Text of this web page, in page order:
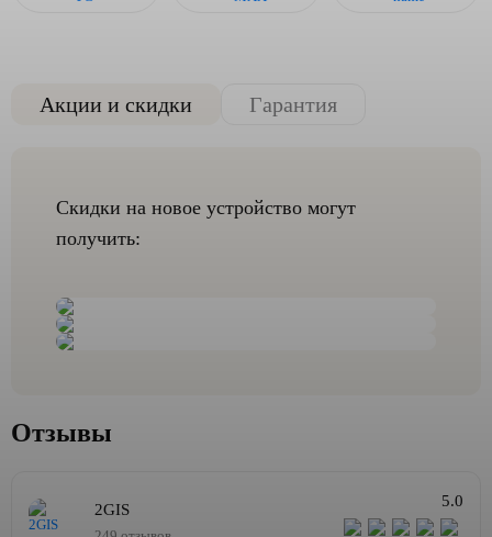
Акции и скидки Гарантия
Скидки на новое устройство могут
получить:
Отзывы
2GIS 5.0